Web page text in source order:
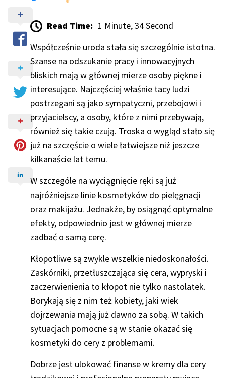
Read Time: 1 Minute, 34 Second
Współcześnie uroda stała się szczególnie istotna.
Szanse na odszukanie pracy i innowacyjnych
bliskich mają w głównej mierze osoby piękne i
interesujące. Najczęściej właśnie tacy ludzi
postrzegani są jako sympatyczni, przebojowi i
przyjacielscy, a osoby, które z nimi przebywają,
również się takie czują. Troska o wygląd stało się
już na szczęście o wiele łatwiejsze niż jeszcze
kilkanaście lat temu.
W szczególe na wyciągnięcie ręki są już
najróżniejsze linie kosmetyków do pielęgnacji
oraz makijażu. Jednakże, by osiągnąć optymalne
efekty, odpowiednio jest w głównej mierze
zadbać o samą cerę.
Kłopotliwe są zwykle wszelkie niedoskonałości.
Zaskórniki, przetłuszczająca się cera, wypryski i
zaczerwienienia to kłopot nie tylko nastolatek.
Borykają się z nim też kobiety, jaki wiek
dojrzewania mają już dawno za sobą. W takich
sytuacjach pomocne są w stanie okazać się
kosmetyki do cery z problemami.
Dobrze jest ulokować finanse w kremy dla cery